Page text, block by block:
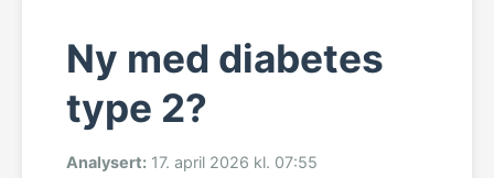
Ny med diabetes
type 2?
Analysert: 17. april 2026 kl. 07:55